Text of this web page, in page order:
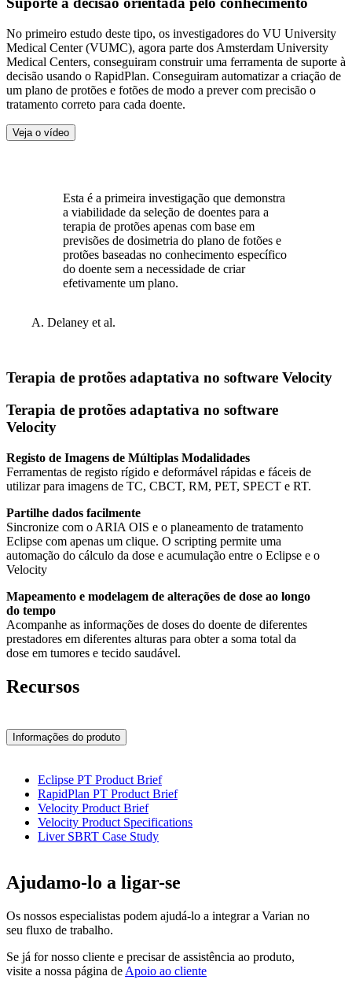
No primeiro estudo deste tipo, os investigadores do VU University
Medical Center (VUMC), agora parte dos Amsterdam University
Medical Centers, conseguiram construir uma ferramenta de suporte à
decisão usando o RapidPlan. Conseguiram automatizar a criação de
um plano de protões e fotões de modo a prever com precisão o
tratamento correto para cada doente.
Veja o vídeo
Esta é a primeira investigação que demonstra
a viabilidade da seleção de doentes para a
terapia de protões apenas com base em
previsões de dosimetria do plano de fotões e
protões baseadas no conhecimento específico
do doente sem a necessidade de criar
efetivamente um plano.
A. Delaney et al.
Terapia de protões adaptativa no software Velocity
Terapia de protões adaptativa no software
Velocity
Registo de Imagens de Múltiplas Modalidades
Ferramentas de registo rígido e deformável rápidas e fáceis de
utilizar para imagens de TC, CBCT, RM, PET, SPECT e RT.
Partilhe dados facilmente
Sincronize com o ARIA OIS e o planeamento de tratamento
Eclipse com apenas um clique. O scripting permite uma
automação do cálculo da dose e acumulação entre o Eclipse e o
Velocity
Mapeamento e modelagem de alterações de dose ao longo
do tempo
Acompanhe as informações de doses do doente de diferentes
prestadores em diferentes alturas para obter a soma total da
dose em tumores e tecido saudável.
Recursos
Informações do produto
Eclipse PT Product Brief
RapidPlan PT Product Brief
Velocity Product Brief
Velocity Product Specifications
Liver SBRT Case Study
Ajudamo-lo a ligar-se
Os nossos especialistas podem ajudá-lo a integrar a Varian no
seu fluxo de trabalho.
Se já for nosso cliente e precisar de assistência ao produto,
visite a nossa página de Apoio ao cliente